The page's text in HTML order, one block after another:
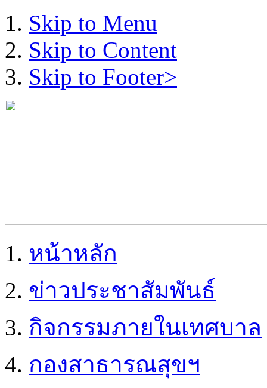
Skip to Menu
Skip to Content
Skip to Footer>
หน้าหลัก
ข่าวประชาสัมพันธ์
กิจกรรมภายในเทศบาล
กองสาธารณสุขฯ